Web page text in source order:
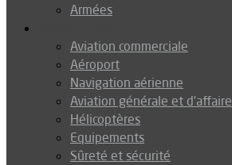
Armées
Aviation commerciale
Aéroport
Navigation aérienne
Aviation générale et d’affaire
Hélicoptères
Equipements
Sûreté et sécurité